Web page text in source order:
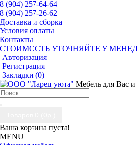
8 (904) 257-64-64
8 (904) 257-26-62
Доставка и сборка
Условия оплаты
Контакты
СТОИМОСТЬ УТОЧНЯЙТЕ У
Авторизация
Регистрация
Закладки (0)
Мебель для Вас и
Ваша корзина пуста!
MENU